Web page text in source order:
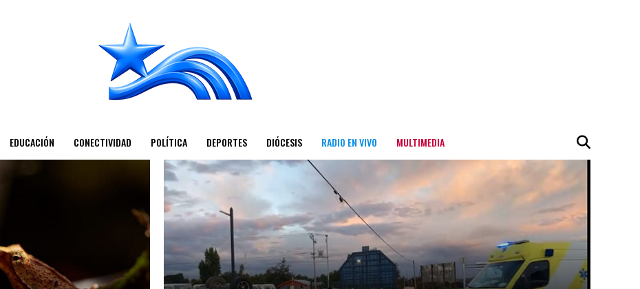
EDUCACIÓN CONECTIVIDAD POLÍTICA DEPORTES DIÓCESIS RADIO EN VIVO MULTIMEDIA